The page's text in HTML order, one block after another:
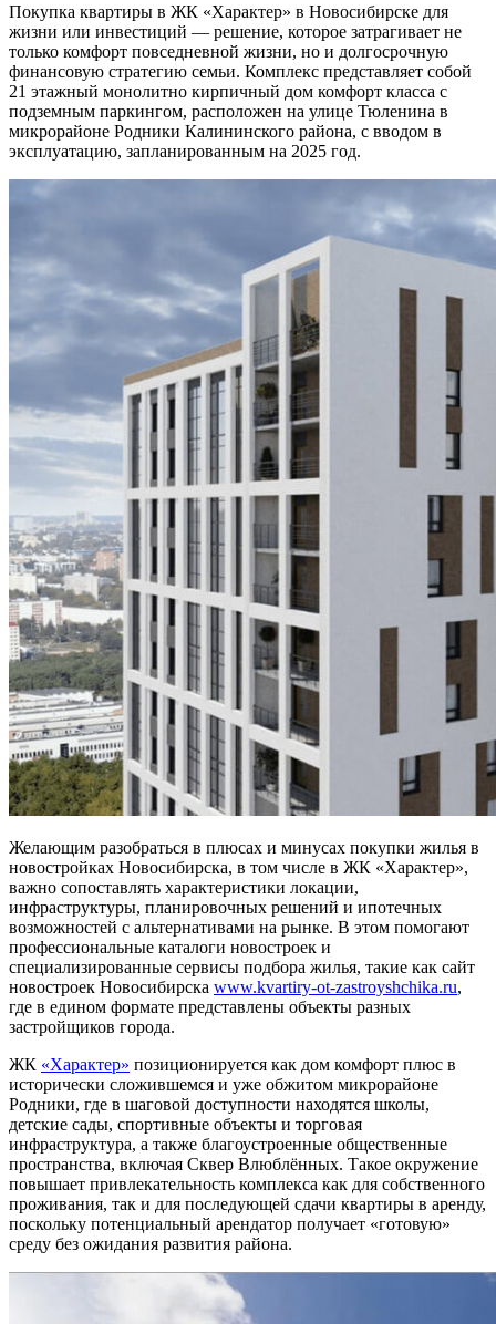
Покупка квартиры в ЖК «Характер» в Новосибирске для
жизни или инвестиций — решение, которое затрагивает не
только комфорт повседневной жизни, но и долгосрочную
финансовую стратегию семьи. Комплекс представляет собой
21 этажный монолитно кирпичный дом комфорт класса с
подземным паркингом, расположен на улице Тюленина в
микрорайоне Родники Калининского района, с вводом в
эксплуатацию, запланированным на 2025 год.
Желающим разобраться в плюсах и минусах покупки жилья в
новостройках Новосибирска, в том числе в ЖК «Характер»,
важно сопоставлять характеристики локации,
инфраструктуры, планировочных решений и ипотечных
возможностей с альтернативами на рынке. В этом помогают
профессиональные каталоги новостроек и
специализированные сервисы подбора жилья, такие как сайт
новостроек Новосибирска www.kvartiry-ot-zastroyshchika.ru,
где в едином формате представлены объекты разных
застройщиков города.
ЖК «Характер» позиционируется как дом комфорт плюс в
исторически сложившемся и уже обжитом микрорайоне
Родники, где в шаговой доступности находятся школы,
детские сады, спортивные объекты и торговая
инфраструктура, а также благоустроенные общественные
пространства, включая Сквер Влюблённых. Такое окружение
повышает привлекательность комплекса как для собственного
проживания, так и для последующей сдачи квартиры в аренду,
поскольку потенциальный арендатор получает «готовую»
среду без ожидания развития района.